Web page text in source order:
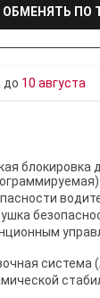
ОБМЕНЯТЬ ПО
10 августа
блокировка
система